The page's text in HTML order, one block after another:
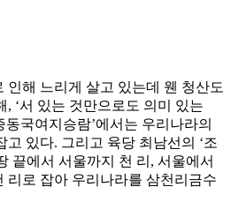
인해 느리게 살고 있는데 웬 청산도
‘서 있는 것만으로도 의미 있는
동국여지승람’에서는 우리나라의
있다. 그리고 육당 최남선의 ‘조
끝에서 서울까지 천 리, 서울에서
리로 잡아 우리나라를 삼천리금수